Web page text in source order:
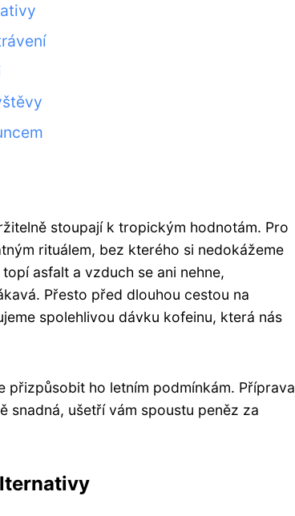
stoupají k tropickým hodnotám. Pro
rituálem, bez kterého si nedokážeme
asfalt a vzduch se ani nehne,
Přesto před dlouhou cestou na
spolehlivou dávku kofeinu, která nás
přizpůsobit ho letním podmínkám. Příprava
ušetří vám spoustu peněz za